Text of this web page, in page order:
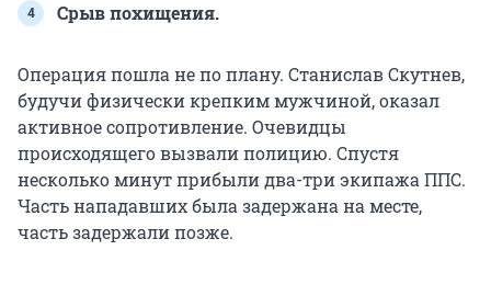
Срыв похищения.
Операция пошла не по плану. Станислав Скутнев,
будучи физически крепким мужчиной, оказал
активное сопротивление. Очевидцы
происходящего вызвали полицию. Спустя
несколько минут прибыли два-три экипажа ППС.
Часть нападавших была задержана на месте,
часть задержали позже.